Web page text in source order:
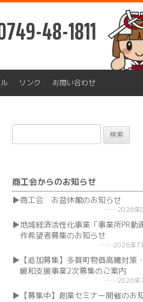
48-1811
リンク お問い合わせ
索:
商工会からのお知らせ
商工会 お盆休館のお知らせ
2026年
地域経済活性化事業「事業所PR動
作希望者募集のお知らせ
2026年7
【追加募集】多賀町物価高騰対策
緩和支援事業2次募集のご案内
2026年
【募集中】創業セミナー開催のお